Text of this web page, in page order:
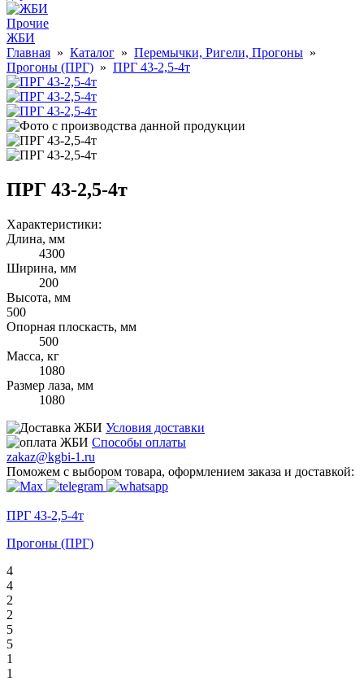
Прочие
ЖБИ
Главная » Каталог » Перемычки, Ригели, Прогоны »
Прогоны (ПРГ) » ПРГ 43-2,5-4т
ПРГ 43-2,5-4т
Характеристики:
Длина, мм
4300
Ширина, мм
200
Высота, мм
500
Опорная плоскасть, мм
500
Масса, кг
1080
Размер лаза, мм
1080
Условия доставки
Способы оплаты
zakaz@kgbi-1.ru
Поможем с выбором товара, оформлением заказа и доставкой:
ПРГ 43-2,5-4т
Прогоны (ПРГ)
4
4
2
2
5
5
1
1